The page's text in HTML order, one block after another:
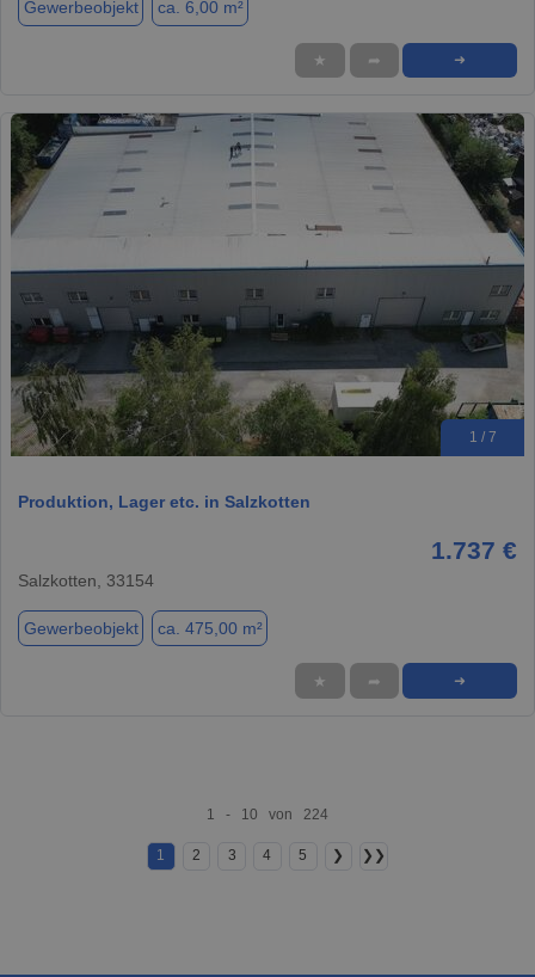
Gewerbeobjekt ca. 6,00 m²
★ ➦ ➜
1 / 7
Produktion, Lager etc. in Salzkotten
1.737 €
Salzkotten, 33154
Gewerbeobjekt ca. 475,00 m²
★ ➦ ➜
1 - 10 von 224
1 2 3 4 5 ❯ ❯❯